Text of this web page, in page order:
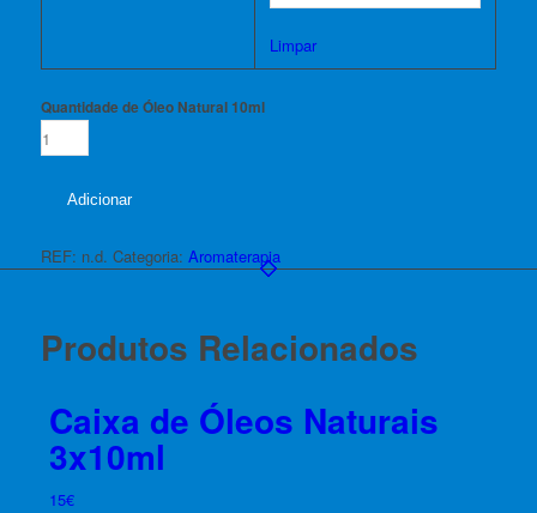
Limpar
Quantidade de Óleo Natural 10ml
Adicionar
REF: n.d. Categoria: Aromaterapia
Produtos Relacionados
Caixa de Óleos Naturais
3x10ml
15€